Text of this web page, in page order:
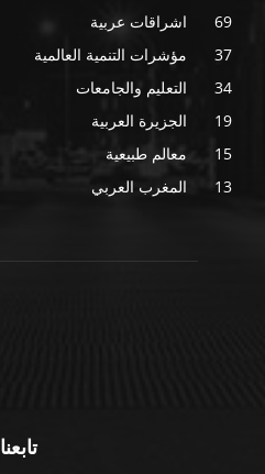
اشراقات عربية
69
مؤشرات التنمية العالمية
37
التعليم والجامعات
34
الجزيرة العربية
19
معالم طبيعية
15
المغرب العربي
13
تابعنا